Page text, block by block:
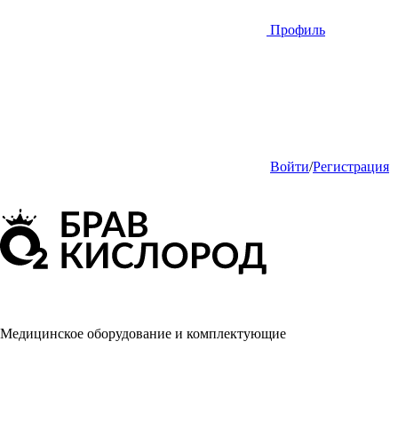
Профиль
Войти/Регистрация
Медицинское оборудование и комплектующие